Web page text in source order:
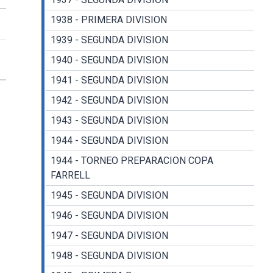
1938 - PRIMERA DIVISION
1939 - SEGUNDA DIVISION
1940 - SEGUNDA DIVISION
1941 - SEGUNDA DIVISION
1942 - SEGUNDA DIVISION
1943 - SEGUNDA DIVISION
1944 - SEGUNDA DIVISION
1944 - TORNEO PREPARACION COPA
FARRELL
1945 - SEGUNDA DIVISION
1946 - SEGUNDA DIVISION
1947 - SEGUNDA DIVISION
1948 - SEGUNDA DIVISION